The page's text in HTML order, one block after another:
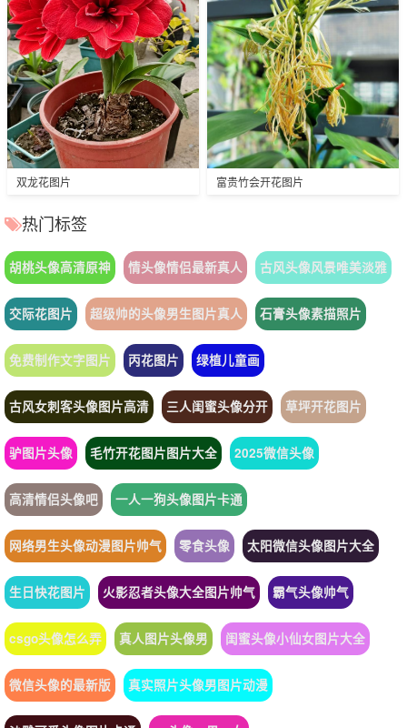
双龙花图片 富贵竹会开花图片
热门标签
胡桃头像高清原神 情头像情侣最新真人 古风头像风景唯美淡雅
交际花图片 超级帅的头像男生图片真人 石膏头像素描照片
免费制作文字图片 丙花图片 绿植儿童画
古风女刺客头像图片高清 三人闺蜜头像分开 草坪开花图片
驴图片头像 毛竹开花图片图片大全 2025微信头像
高清情侣头像吧 一人一狗头像图片卡通
网络男生头像动漫图片帅气 零食头像 太阳微信头像图片大全
生日快花图片 火影忍者头像大全图片帅气 霸气头像帅气
csgo头像怎么弄 真人图片头像男 闺蜜头像小仙女图片大全
微信头像的最新版 真实照片头像男图片动漫